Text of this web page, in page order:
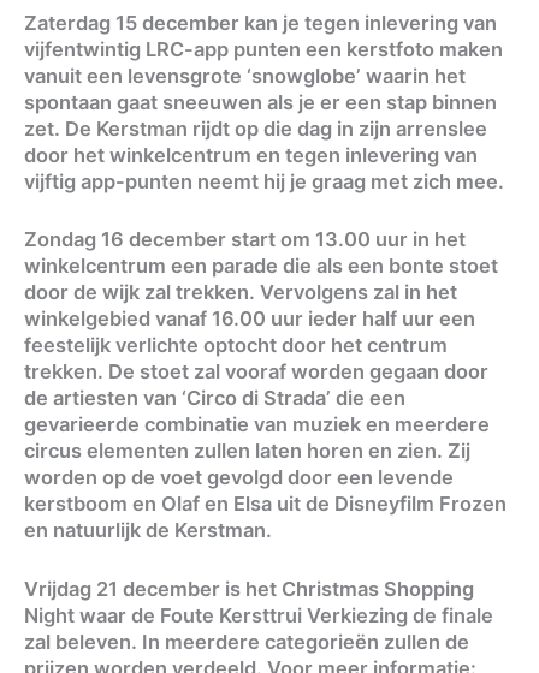
Zaterdag 15 december kan je tegen inlevering van
vijfentwintig LRC-app punten een kerstfoto maken
vanuit een levensgrote ‘snowglobe’ waarin het
spontaan gaat sneeuwen als je er een stap binnen
zet. De Kerstman rijdt op die dag in zijn arrenslee
door het winkelcentrum en tegen inlevering van
vijftig app-punten neemt hij je graag met zich mee.
Zondag 16 december start om 13.00 uur in het
winkelcentrum een parade die als een bonte stoet
door de wijk zal trekken. Vervolgens zal in het
winkelgebied vanaf 16.00 uur ieder half uur een
feestelijk verlichte optocht door het centrum
trekken. De stoet zal vooraf worden gegaan door
de artiesten van ‘Circo di Strada’ die een
gevarieerde combinatie van muziek en meerdere
circus elementen zullen laten horen en zien. Zij
worden op de voet gevolgd door een levende
kerstboom en Olaf en Elsa uit de Disneyfilm Frozen
en natuurlijk de Kerstman.
Vrijdag 21 december is het Christmas Shopping
Night waar de Foute Kersttrui Verkiezing de finale
zal beleven. In meerdere categorieën zullen de
prijzen worden verdeeld. Voor meer informatie: